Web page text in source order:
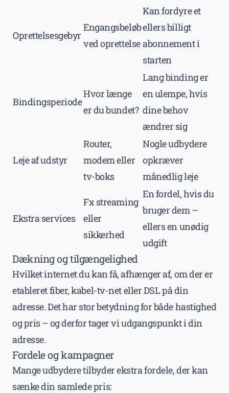
Oprettelsesgebyr
Engangsbeløb
ved oprettelse
Kan fordyre et
ellers billigt
abonnement i
starten
Bindingsperiode
Hvor længe
er du bundet?
Lang binding er
en ulempe, hvis
dine behov
ændrer sig
Leje af udstyr
Router,
modem eller
tv-boks
Nogle udbydere
opkræver
månedlig leje
Ekstra services
Fx streaming
eller
sikkerhed
En fordel, hvis du
bruger dem –
ellers en unødig
udgift
Dækning og tilgængelighed
Hvilket internet du kan få, afhænger af, om der er
etableret fiber, kabel-tv-net eller DSL på din
adresse. Det har stor betydning for både hastighed
og pris – og derfor tager vi udgangspunkt i din
adresse.
Fordele og kampagner
Mange udbydere tilbyder ekstra fordele, der kan
sænke din samlede pris: